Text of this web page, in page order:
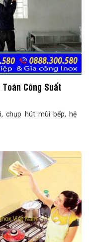
Công Suất
chụp hút mùi bếp, hệ